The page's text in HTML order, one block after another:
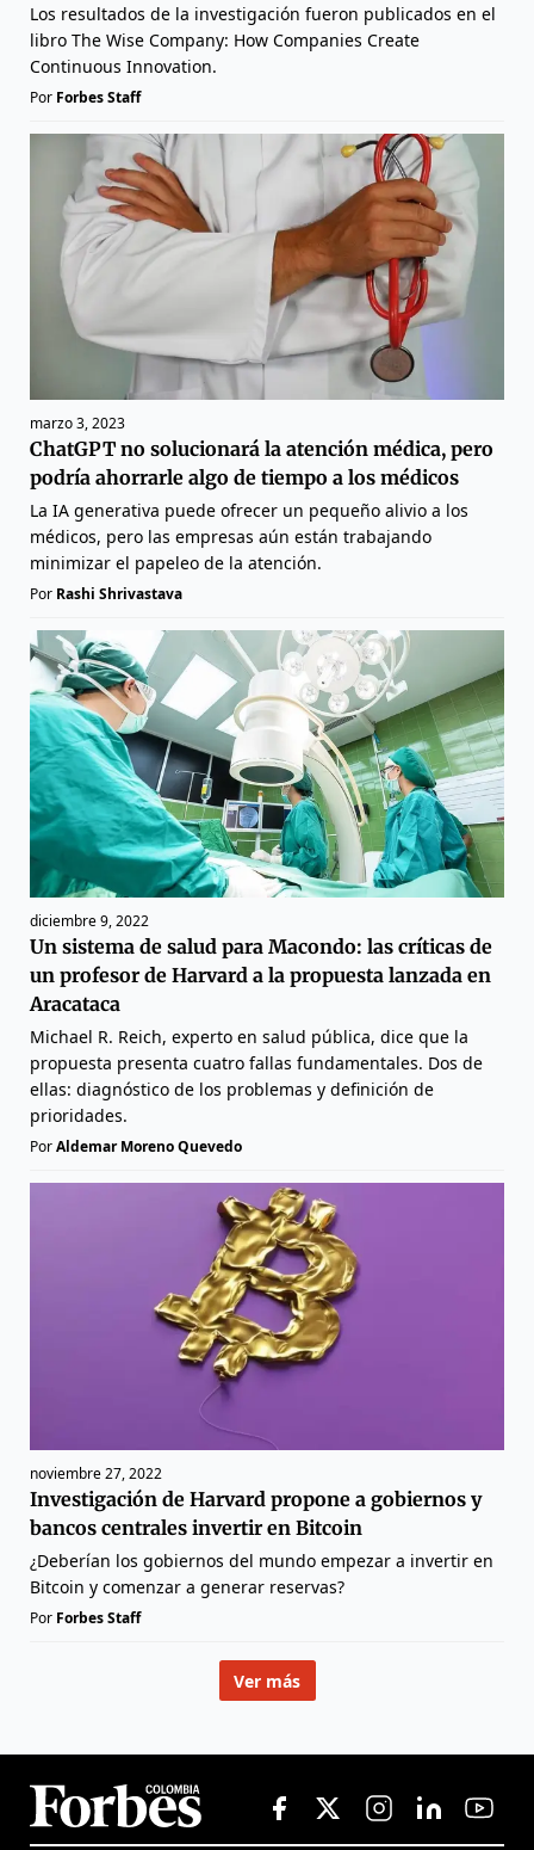
Los resultados de la investigación fueron publicados en el
libro The Wise Company: How Companies Create
Continuous Innovation.
Por Forbes Staff
marzo 3, 2023
ChatGPT no solucionará la atención médica, pero
podría ahorrarle algo de tiempo a los médicos
La IA generativa puede ofrecer un pequeño alivio a los
médicos, pero las empresas aún están trabajando
minimizar el papeleo de la atención.
Por Rashi Shrivastava
diciembre 9, 2022
Un sistema de salud para Macondo: las críticas de
un profesor de Harvard a la propuesta lanzada en
Aracataca
Michael R. Reich, experto en salud pública, dice que la
propuesta presenta cuatro fallas fundamentales. Dos de
ellas: diagnóstico de los problemas y definición de
prioridades.
PorAldemar Moreno Quevedo
noviembre 27, 2022
Investigación de Harvard propone a gobiernos y
bancos centrales invertir en Bitcoin
¿Deberían los gobiernos del mundo empezar a invertir en
Bitcoin y comenzar a generar reservas?
Por Forbes Staff
Ver más